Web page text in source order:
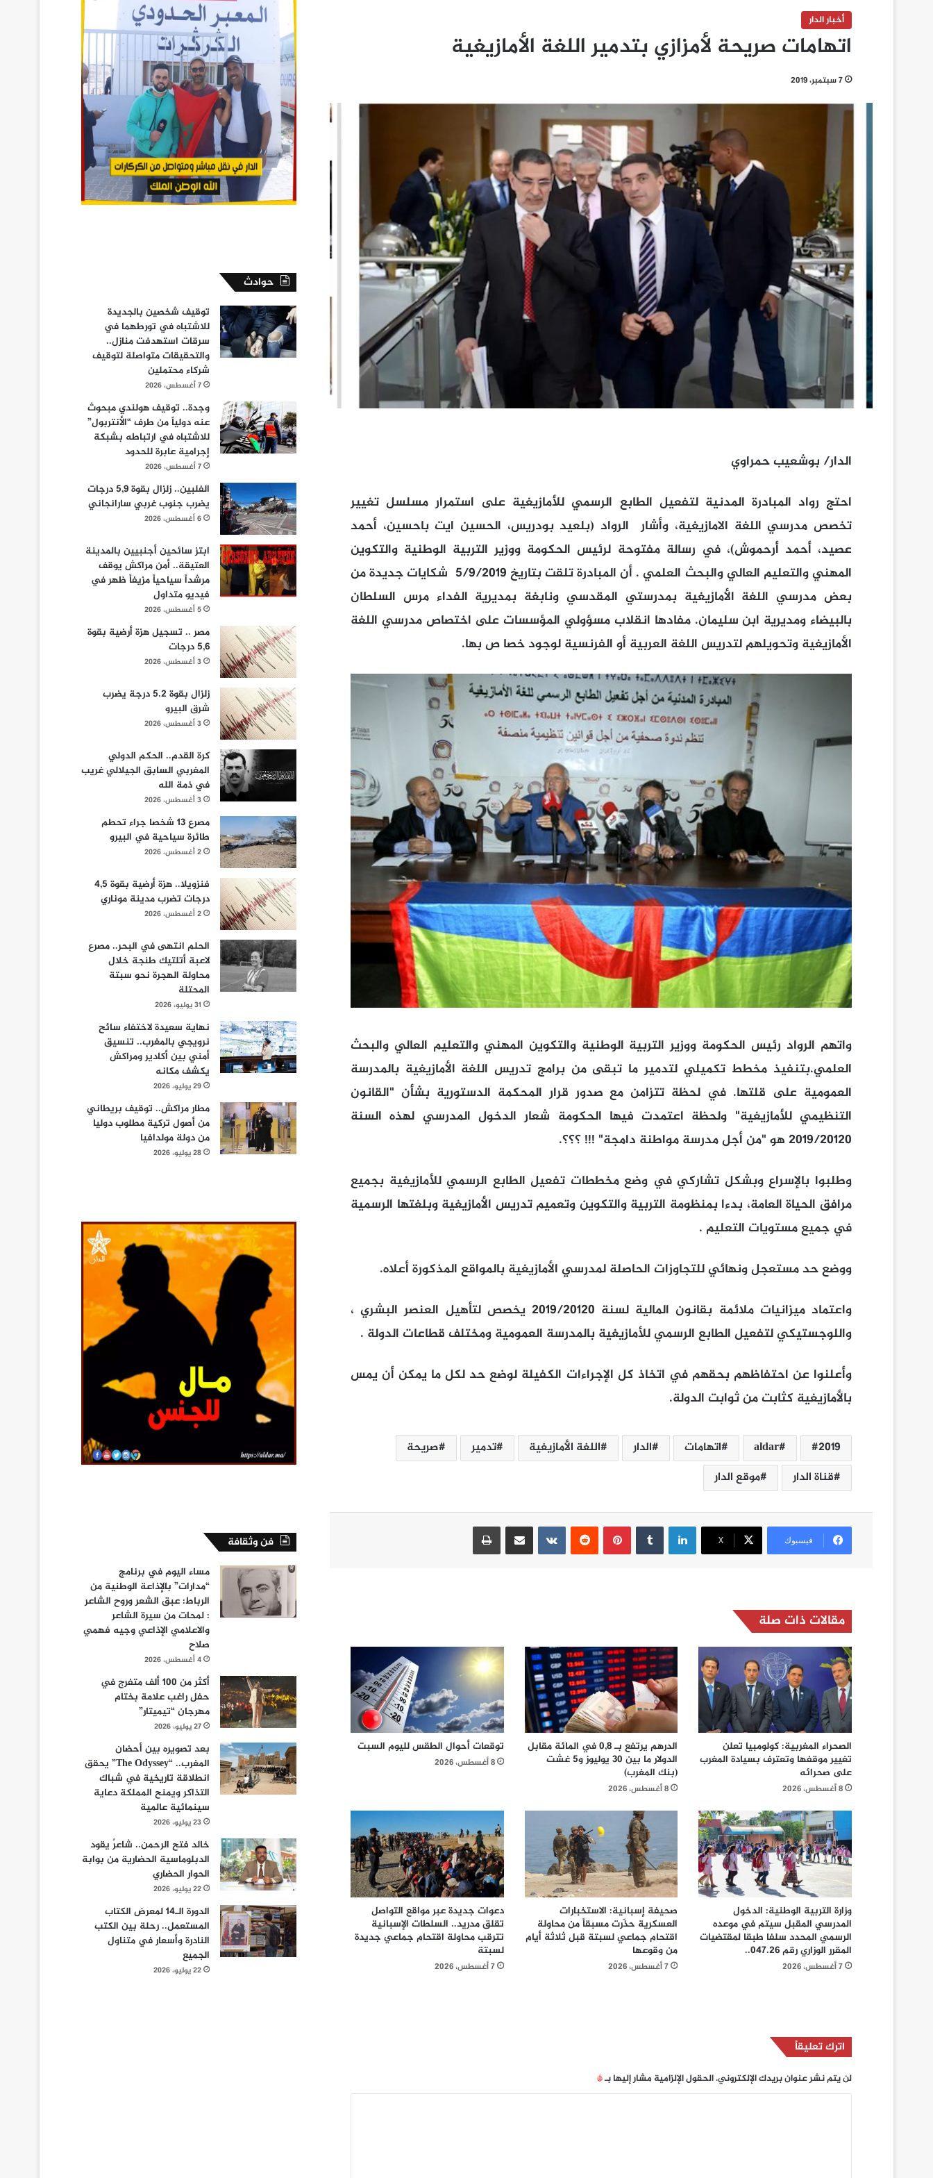
أخبار الدار
اتهامات صريحة لأمزازي بتدمير اللغة الأمازيغية
7 سبتمبر، 2019
الدار/ بوشعيب حمراوي
احتج رواد المبادرة المدنية لتفعيل الطابع الرسمي للأمازيغية على استمرار مسلسل تغيير
تخصص مدرسي اللغة الامازيغية، وأشار الرواد (بلعيد بودريس، الحسين ايت باحسين، أحمد
عصيد، أحمد أرحموش)، في رسالة مفتوحة لرئيس الحكومة ووزير التربية الوطنية والتكوين
المهني والتعليم العالي والبحث العلمي . أن المبادرة تلقت بتاريخ 5/9/2019 شكايات جديدة من
بعض مدرسي اللغة الأمازيغية بمدرستي المقدسي ونابغة بمديرية الفداء مرس السلطان
بالبيضاء ومديرية ابن سليمان. مفادها انقلاب مسؤولي المؤسسات على اختصاص مدرسي اللغة
الأمازيغية وتحويلهم لتدريس اللغة العربية أو الفرنسية لوجود خصا ص بها.
واتهم الرواد رئيس الحكومة ووزير التربية الوطنية والتكوين المهني والتعليم العالي والبحث
العلمي.بتنفيذ مخطط تكميلي لتدمير ما تبقى من برامج تدريس اللغة الأمازيغية بالمدرسة
العمومية على قلتها. في لحظة تتزامن مع صدور قرار المحكمة الدستورية بشأن "القانون
التنظيمي للأمازيغية" ولحظة اعتمدت فيها الحكومة شعار الدخول المدرسي لهذه السنة
2019/20120 هو "من أجل مدرسة مواطنة دامجة" !!! ؟؟؟.
وطلبوا بالإسراع وبشكل تشاركي في وضع مخططات تفعيل الطابع الرسمي للأمازيغية بجميع
مرافق الحياة العامة، بدءا بمنظومة التربية والتكوين وتعميم تدريس الأمازيغية وبلغتها الرسمية
في جميع مستويات التعليم .
ووضع حد مستعجل ونهائي للتجاوزات الحاصلة لمدرسي الأمازيغية بالمواقع المذكورة أعلاه.
واعتماد ميزانيات ملائمة بقانون المالية لسنة 2019/20120 يخصص لتأهيل العنصر البشري ،
واللوجستيكي لتفعيل الطابع الرسمي للأمازيغية بالمدرسة العمومية ومختلف قطاعات الدولة .
وأعلنوا عن احتفاظهم بحقهم في اتخاذ كل الإجراءات الكفيلة لوضع حد لكل ما يمكن أن يمس
بالأمازيغية كثابت من ثوابت الدولة.
2019
aldar اتهامات الدار اللغة الأمازيغية تدمير
صريحة
قناة الدار
موقع الدار
فيسبوك ‫X
لينكدإن بينتيريست مشاركة عبر البريد طباعة
مقالات ذات صلة
الصحراء المغربية: كولومبيا تعلن
تغيير موقفها وتعترف بسيادة المغرب
على صحرائه
8 أغسطس، 2026
الدرهم يرتفع بـ 0,8 في المائة مقابل
الدولار ما بين 30 يوليوز و5 غشت
(بنك المغرب)
8 أغسطس، 2026
توقعات أحوال الطقس لليوم السبت
8 أغسطس، 2026
وزارة التربية الوطنية: الدخول
المدرسي المقبل سیتم في موعده
الرسمي المحدد سلفا طبقا لمقتضیات
المقرر الوزاري رقم 047.26..
7 أغسطس، 2026
صحيفة إسبانية: الاستخبارات
العسكرية حذّرت مسبقاً من محاولة
اقتحام جماعي لسبتة قبل ثلاثة أيام
من وقوعها
7 أغسطس، 2026
دعوات جديدة عبر مواقع التواصل
تقلق مدريد.. السلطات الإسبانية
تترقب محاولة اقتحام جماعي جديدة
لسبتة
7 أغسطس، 2026
اترك تعليقاً
لن يتم نشر عنوان بريدك الإلكتروني.الحقول الإلزامية مشار إليها بـ*
حوادث
توقيف شخصين بالجديدة
للاشتباه في تورطهما في
سرقات استهدفت منازل..
والتحقيقات متواصلة لتوقيف
شركاء محتملين
7 أغسطس، 2026
وجدة.. توقيف هولندي مبحوث
عنه دولياً من طرف “الأنتربول”
للاشتباه في ارتباطه بشبكة
إجرامية عابرة للحدود
7 أغسطس، 2026
الفلبين.. زلزال بقوة 5,9 درجات
يضرب جنوب غربي سارانجاني
6 أغسطس، 2026
ابتز سائحين أجنبيين بالمدينة
العتيقة.. أمن مراكش يوقف
مرشداً سياحياً مزيفاً ظهر في
فيديو متداول
5 أغسطس، 2026
مصر .. تسجيل هزة أرضية بقوة
5,6 درجات
3 أغسطس، 2026
زلزال بقوة 5.2 درجة يضرب
شرق البيرو
3 أغسطس، 2026
كرة القدم.. الحكم الدولي
المغربي السابق الجيلالي غريب
في ذمة الله
3 أغسطس، 2026
مصرع 13 شخصا جراء تحطم
طائرة سياحية في البيرو
2 أغسطس، 2026
فنزويلا.. هزة أرضية بقوة 4,5
درجات تضرب مدينة موناري
2 أغسطس، 2026
الحلم انتهى في البحر.. مصرع
لاعبة أتلتيك طنجة خلال
محاولة الهجرة نحو سبتة
المحتلة
31 يوليو، 2026
نهاية سعيدة لاختفاء سائح
نرويجي بالمغرب.. تنسيق
أمني بين أكادير ومراكش
يكشف مكانه
29 يوليو، 2026
مطار مراكش.. توقيف بريطاني
من أصول تركية مطلوب دوليا
من دولة مولدافيا
28 يوليو، 2026
فن وثقافة
مساء اليوم في برنامج
“مدارات” بالإذاعة الوطنية من
الرباط: عبق الشعر وروح الشاعر
: لمحات من سيرة الشاعر
والاعلامي الإذاعي وجيه فهمي
صلاح
4 أغسطس، 2026
أكثر من 100 ألف متفرج في
حفل راغب علامة بختام
مهرجان “تيميتار”
27 يوليو، 2026
بعد تصويره بين أحضان
المغرب.. “The Odyssey” يحقق
انطلاقة تاريخية في شباك
التذاكر ويمنح المملكة دعاية
سينمائية عالمية
23 يوليو، 2026
خالد فتح الرحمن.. شاعرٌ يقود
الدبلوماسية الحضارية من بوابة
الحوار الحضاري
22 يوليو، 2026
الدورة الـ14 لمعرض الكتاب
المستعمل.. رحلة بين الكتب
النادرة وأسعار في متناول
الجميع
22 يوليو، 2026